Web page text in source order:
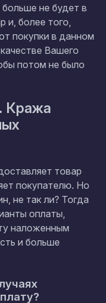
не будет в
и, более того,
покупки в данном
Вашего
потом не было
Кража
товар
покупателю. Но
не так ли? Тогда
оплаты,
наложенным
и больше
?